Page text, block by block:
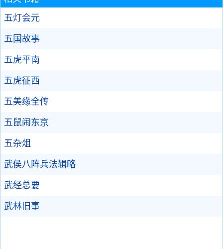
五灯会元
五国故事
五虎平南
五虎征西
五美缘全传
五鼠闹东京
五杂俎
武侯八阵兵法辑略
武经总要
武林旧事